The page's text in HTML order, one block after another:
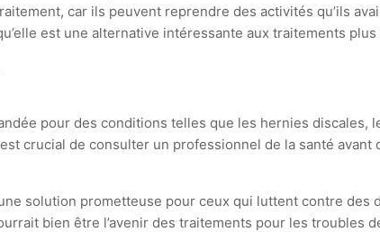
car ils peuvent reprendre des activités qu’ils
est une alternative intéressante aux traitements
pour des conditions telles que les hernies discales,
crucial de consulter un professionnel de la santé
solution prometteuse pour ceux qui luttent contre
bien être l’avenir des traitements pour les troubles